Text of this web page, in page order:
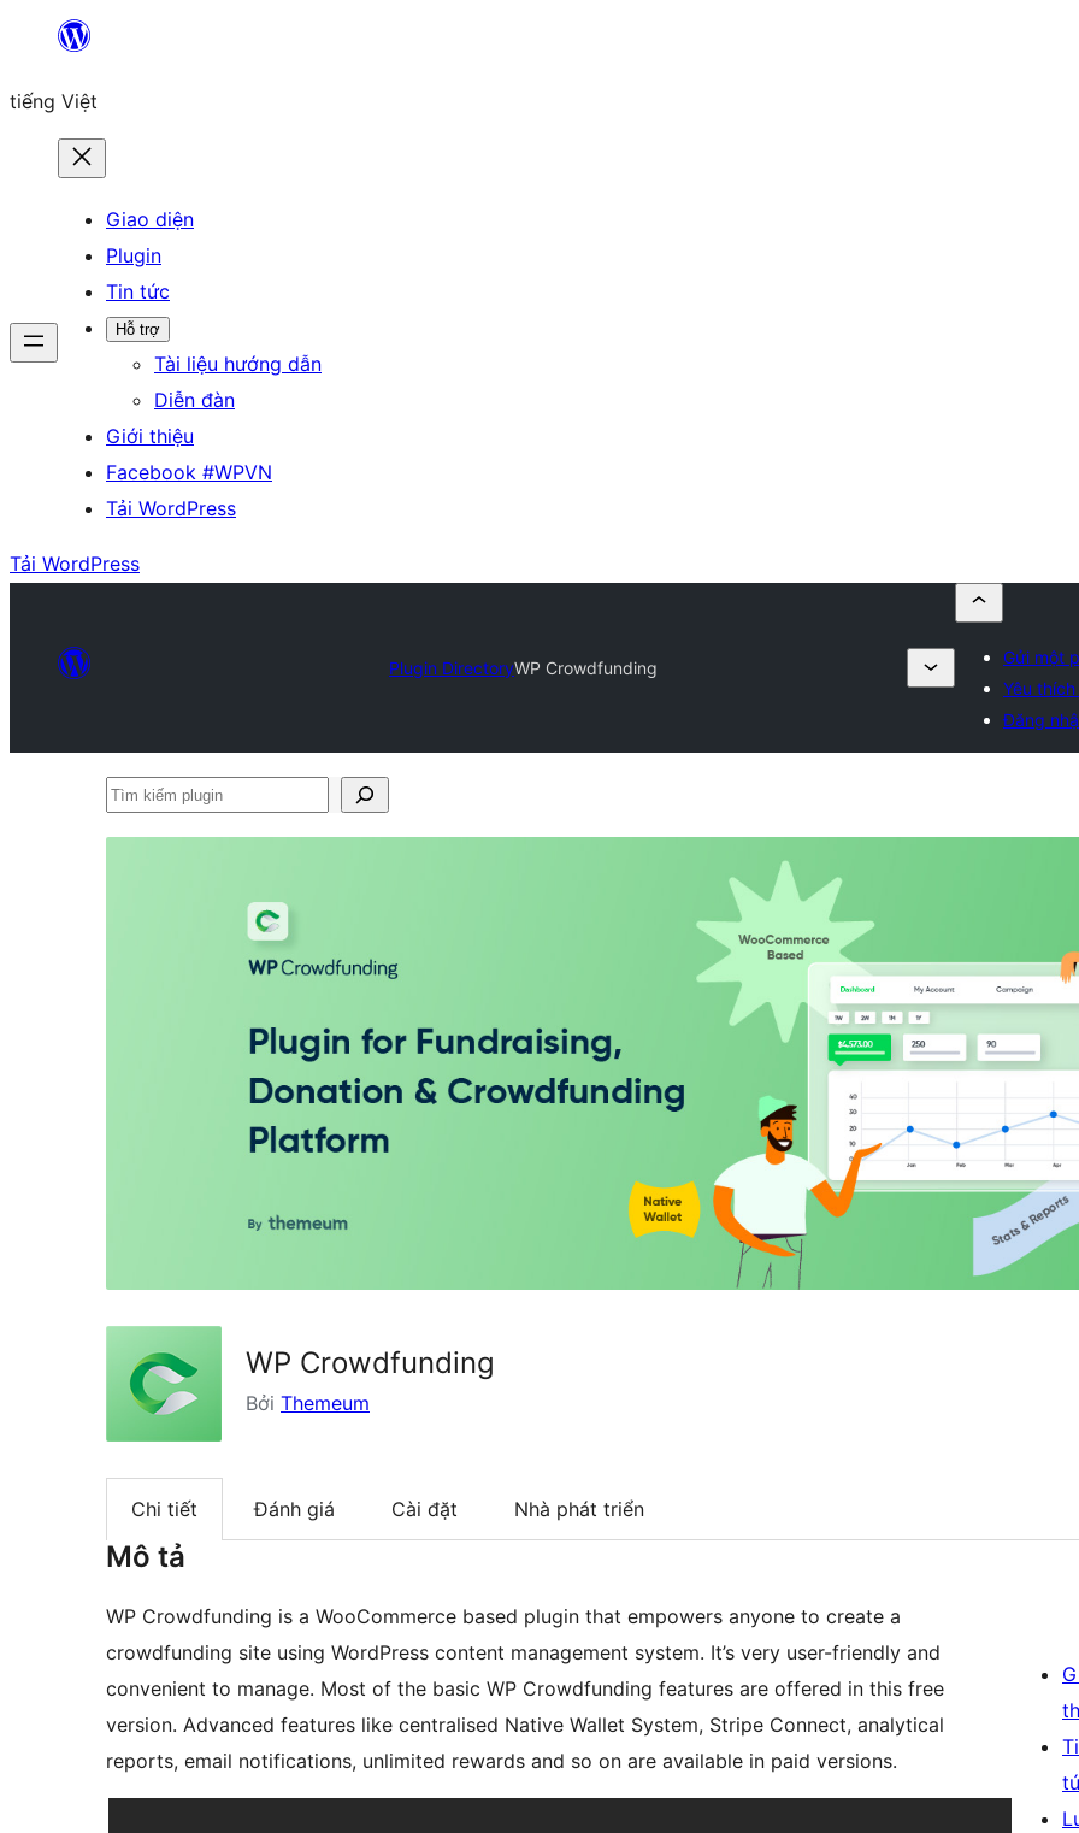
Chuyển
phần
tiếng Việt
Giao diện
Plugin
Tin tức
Hỗ trợ
Tài liệu hướng dẫn
Diễn đàn
Giới thiệu
Facebook #WPVN
Tải WordPress
Tải WordPress
Plugin DirectoryWP Crowdfunding
Gửi một
Yêu
Đăng
Tìm
WP Crowdfunding
Bởi Themeum
Chi tiết Đánh giá Cài đặt Nhà phát triển
Mô tả
WP Crowdfunding is a WooCommerce based plugin that empowers anyone to create a
crowdfunding site using WordPress content management system. It’s very user-friendly and
convenient to manage. Most of the basic WP Crowdfunding features are offered in this free
version. Advanced features like centralised Native Wallet System, Stripe Connect, analytical
reports, email notifications, unlimited rewards and so on are available in paid versions.